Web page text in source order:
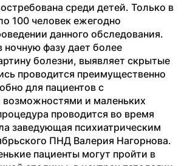
среди детей. Только в
100 человек ежегодно
данного обследования.
ночную фазу дает более
болезни, выявляет скрытые
проводится преимущественно
для пациентов с
возможностями и маленьких
проводится во время
заведующая психиатрическим
ПНД Валерия Нагорнова.
пациенты могут пройти в